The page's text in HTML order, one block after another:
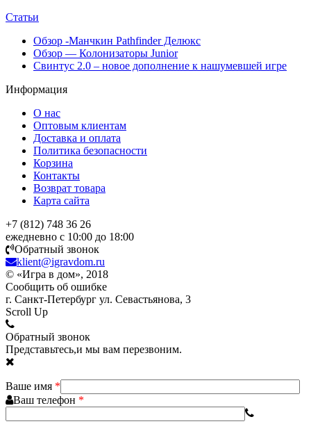
Статьи
Обзор -Манчкин Pathfinder Делюкс
Обзор — Колонизаторы Junior
Свинтус 2.0 – новое дополнение к нашумевшей игре
Информация
О нас
Оптовым клиентам
Доставка и оплата
Политика безопасности
Корзина
Контакты
Возврат товара
Карта сайта
+7 (812) 748 36 26
ежедневно с 10:00 до 18:00
Обратный звонок
klient@igravdom.ru
© «Игра в дом», 2018
Сообщить об ошибке
г. Санкт-Петербург ул. Севастьянова, 3
Scroll Up
Обратный звонок
Представьтесь,и мы вам перезвоним.
Ваше имя *
Ваш телефон *